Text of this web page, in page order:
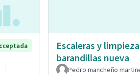
Escaleras y
barandillas nueva
Pedro mancheño